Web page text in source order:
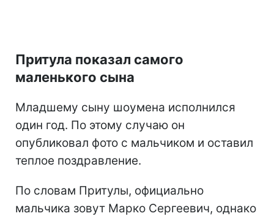
Притула показал самого
маленького сына
Младшему сыну шоумена исполнился
один год. По этому случаю он
опубликовал фото с мальчиком и оставил
теплое поздравление.
По словам Притулы, официально
мальчика зовут Марко Сергеевич, однако